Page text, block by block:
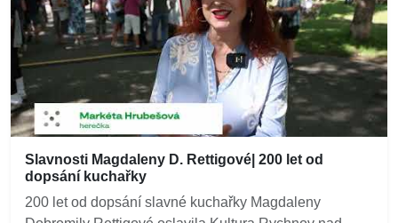
Slavnosti Magdaleny D. Rettigové| 200 let od
dopsání kuchařky
200 let od dopsání slavné kuchařky Magdaleny